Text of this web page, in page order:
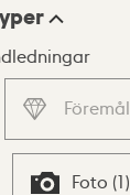
Föremål
Foto (1)